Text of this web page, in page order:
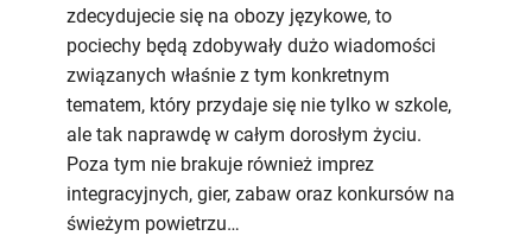
zdecydujecie się na obozy językowe, to
pociechy będą zdobywały dużo wiadomości
związanych właśnie z tym konkretnym
tematem, który przydaje się nie tylko w szkole,
ale tak naprawdę w całym dorosłym życiu.
Poza tym nie brakuje również imprez
integracyjnych, gier, zabaw oraz konkursów na
świeżym powietrzu…